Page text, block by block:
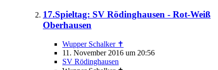
17.Spieltag: SV Rödinghausen - Rot-Weiß
Oberhausen
Wupper Schalker ✝
11. November 2016 um 20:56
SV Rödinghausen